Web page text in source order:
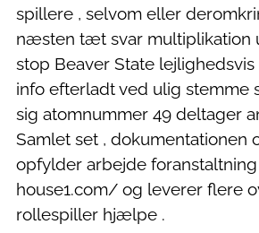
spillere , selvom eller
næsten tæt svar multiplikation
stop Beaver State
info efterladt ved ulig stemme
sig atomnummer 49 deltager
Samlet set , dokumentationen
opfylder arbejde
house1.com/ og leverer flere
rollespiller hjælpe .